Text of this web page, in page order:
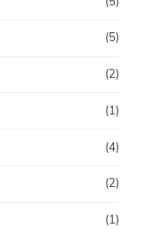
(5)
(2)
(1)
(4)
(2)
(1)